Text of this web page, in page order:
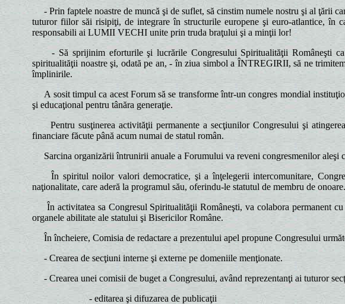
- Prin faptele noastre de muncă şi de suflet, să cinstim numele nostru şi al ţării
tuturor fiilor săi risipiţi, de integrare în structurile europene şi euro-atlantice, în
responsabili ai LUMII VECHI unite prin truda braţului şi a minţii lor!
- Să sprijinim eforturile şi lucrările Congresului Spiritualităţii Româneşti
spiritualităţii noastre şi, odată pe an, - în ziua simbol a ÎNTREGIRII, să ne
împlinirile.
A sosit timpul ca acest Forum să se transforme într-un congres mondial
şi educaţional pentru tânăra generaţie.
Pentru susţinerea activităţii permanente a secţiunilor Congresului şi
financiare făcute până acum numai de statul român.
Sarcina organizării întrunirii anuale a Forumului va reveni congresmenilor aleşi
În spiritul noilor valori democratice, şi a înţelegerii intercomunitare,
naţionalitate, care aderă la programul său, oferindu-le statutul de membru de onoare.
În activitatea sa Congresul Spiritualităţii Româneşti, va colabora permanent
organele abilitate ale statului şi Bisericilor Române.
În încheiere, Comisia de redactare a prezentului apel propune Congresului
- Crearea de secţiuni interne şi externe pe domeniile menţionate.
- Crearea unei comisii de buget a Congresului, având reprezentanţi ai tuturor
- editarea şi difuzarea de publicaţii